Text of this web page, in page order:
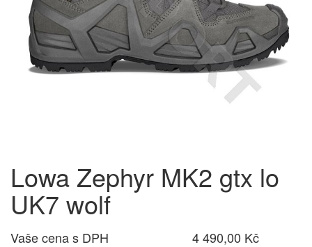
Lowa Zephyr MK2 gtx lo
UK7 wolf
Vaše cena s DPH
4 490,00 Kč